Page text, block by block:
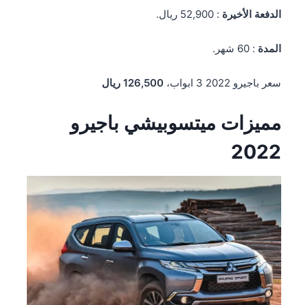
الدفعة الأخيرة : 52,900 ريال.
المدة : 60 شهر.
سعر باجيرو 2022 3 ابواب، 126,500 ريال
مميزات ميتسوبيشي باجيرو
2022